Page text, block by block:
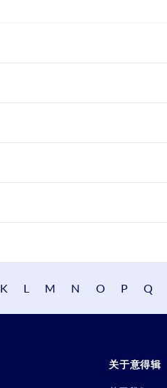
K L M N O P Q